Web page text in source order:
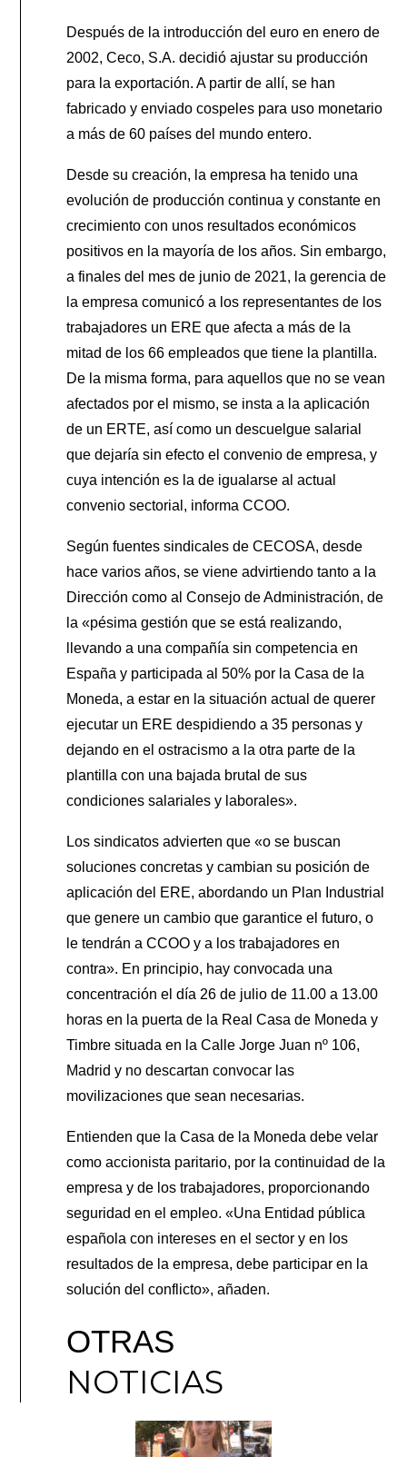
Después de la introducción del euro en enero de
2002, Ceco, S.A. decidió ajustar su producción
para la exportación. A partir de allí, se han
fabricado y enviado cospeles para uso monetario
a más de 60 países del mundo entero.
Desde su creación, la empresa ha tenido una
evolución de producción continua y constante en
crecimiento con unos resultados económicos
positivos en la mayoría de los años. Sin embargo,
a finales del mes de junio de 2021, la gerencia de
la empresa comunicó a los representantes de los
trabajadores un ERE que afecta a más de la
mitad de los 66 empleados que tiene la plantilla.
De la misma forma, para aquellos que no se vean
afectados por el mismo, se insta a la aplicación
de un ERTE, así como un descuelgue salarial
que dejaría sin efecto el convenio de empresa, y
cuya intención es la de igualarse al actual
convenio sectorial, informa CCOO.
Según fuentes sindicales de CECOSA, desde
hace varios años, se viene advirtiendo tanto a la
Dirección como al Consejo de Administración, de
la «pésima gestión que se está realizando,
llevando a una compañía sin competencia en
España y participada al 50% por la Casa de la
Moneda, a estar en la situación actual de querer
ejecutar un ERE despidiendo a 35 personas y
dejando en el ostracismo a la otra parte de la
plantilla con una bajada brutal de sus
condiciones salariales y laborales».
Los sindicatos advierten que «o se buscan
soluciones concretas y cambian su posición de
aplicación del ERE, abordando un Plan Industrial
que genere un cambio que garantice el futuro, o
le tendrán a CCOO y a los trabajadores en
contra». En principio, hay convocada una
concentración el día 26 de julio de 11.00 a 13.00
horas en la puerta de la Real Casa de Moneda y
Timbre situada en la Calle Jorge Juan nº 106,
Madrid y no descartan convocar las
movilizaciones que sean necesarias.
Entienden que la Casa de la Moneda debe velar
como accionista paritario, por la continuidad de la
empresa y de los trabajadores, proporcionando
seguridad en el empleo. «Una Entidad pública
española con intereses en el sector y en los
resultados de la empresa, debe participar en la
solución del conflicto», añaden.
OTRAS
NOTICIAS